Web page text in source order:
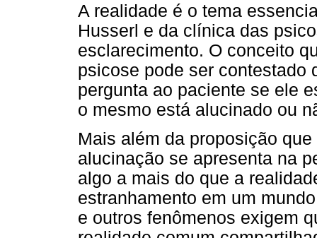
A realidade é o tema
Husserl e da clínica das
esclarecimento. O conceito
psicose pode ser contestado
pergunta ao paciente se ele
o mesmo está alucinado ou
Mais além da proposição
alucinação se apresenta na
algo a mais do que a
estranhamento em um
e outros fenômenos exigem